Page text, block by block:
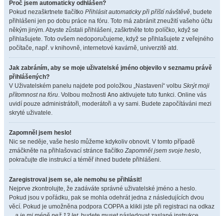
Proč jsem automaticky odhlášen?
Pokud nezaškrtnete tlačítko Přihlásit automaticky při příští návštěvě, budete
přihlášeni jen po dobu práce na fóru. Toto má zabránit zneužití vašeho účtu
někým jiným. Abyste zůstali přihlášeni, zaškrtněte toto políčko, když se
přihlašujete. Toto ovšem nedoporučujeme, když se přihlašujete z veřejného
počítače, např. v knihovně, internetové kavárně, univerzitě atd.
Jak zabráním, aby se moje uživatelské jméno objevilo v seznamu právě
přihlášených?
V Uživatelském panelu najdete pod položkou „Nastavení“ volbu Skrýt moji
přítomnost na fóru. Volbou možnosti Ano aktivujete tuto funkci. Online vás
uvidí pouze administrátoři, moderátoři a vy sami. Budete započítáváni mezi
skryté uživatele.
Zapomněl jsem heslo!
Nic se neděje, vaše heslo můžeme kdykoliv obnovit. V tomto případě
zmáčkněte na přihlašovací stránce tlačítkoZapomněl jsem svoje heslo,
pokračujte dle instrukcí a téměř ihned budete přihlášeni.
Zaregistroval jsem se, ale nemohu se přihlásit!
Nejprve zkontrolujte, že zadáváte správné uživatelské jméno a heslo.
Pokud jsou v pořádku, pak se mohla odehrát jedna z následujících dvou
věcí. Pokud je umožněna podpora COPPA a klikli jste při registraci na odkaz